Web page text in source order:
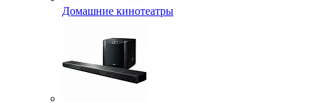
Домашние кинотеатры